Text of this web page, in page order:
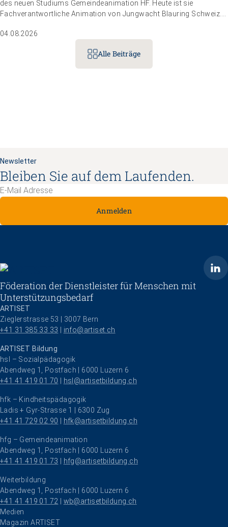
des neuen Studiums Gemeindeanimation HF. Heute ist sie
Fachverantwortliche Animation von Jungwacht Blauring Schweiz.
gemanagt hat, wartet nun ihr persönliches Grossprojekt.
04.08.2026
Alle Beiträge
Newsletter
Bleiben Sie auf dem Laufenden.
Anmelden
ARTISET
Föderation der Dienstleister für Menschen mit
Unterstützungsbedarf
ARTISET
Zieglerstrasse 53 | 3007 Bern
+41 31 385 33 33
info@artiset.ch
ARTISET Bildung
hsl – Sozialpädagogik
Abendweg 1, Postfach | 6000 Luzern 6
+41 41 419 01 70
hsl@artisetbildung.ch
hfk – Kindheitspädagogik
Ladis + Gyr-Strasse 1 | 6300 Zug
+41 41 729 02 90
hfk@artisetbildung.ch
hfg – Gemeindeanimation
Abendweg 1, Postfach | 6000 Luzern 6
+41 41 419 01 73
hfg@artisetbildung.ch
Weiterbildung
Abendweg 1, Postfach | 6000 Luzern 6
+41 41 419 01 72
wb@artisetbildung.ch
Navigation überspringen
Medien
Magazin ARTISET